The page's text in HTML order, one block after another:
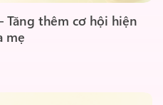
Tăng thêm cơ hội hiện
mẹ